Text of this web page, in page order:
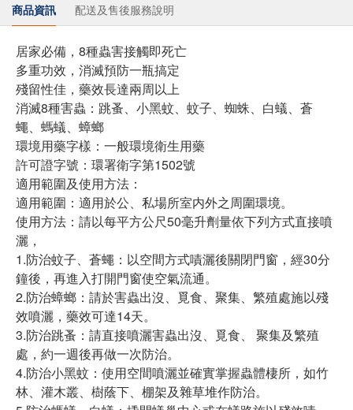
商品資訊 配送及售後服務說明
居家必備，8種蟲害接觸即死亡
多重功效，消滅預防一瓶搞定
殘留性佳，藥效長達兩周以上
消滅8種害蟲：跳蚤、小黑蚊、蚊子、蜘蛛、白蟻、蒼
蠅、螞蟻、蟑螂
環境用藥字樣：一般環境衛生用藥
​許可證字號：環署衛字第1502號
適用範圍及使用方法：
適用範圍：適用於公、私場所室内外之周圍環境。
使用方法：請以每平方公尺50毫升劑量依下列方式直接噴
灑，
1.防治蚊子、蒼蠅：以空間方式嘖灑後關閉門窗，經30分
鐘後，再進入打開門窗使空氣流通。
2.防治蟑螂：請於害蟲出沒、覓食、聚集、繁殖處施以殘
效噴灑，藥效可達14天。
3.防治跳蚤：請直接噴灑害蟲出沒、覓食、 聚集及繁殖
處，約一週後再做一次防治。
4.防治小黑蚊：使用空間噴灑並確實掌握蟲體棲所，如竹
林、灌木叢、樹蔭下、棚架及雜草堆作防治。